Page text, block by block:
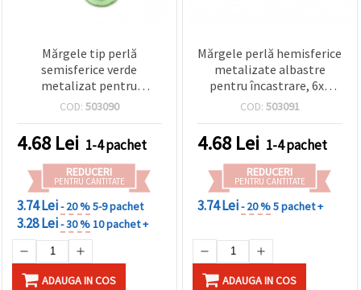
Mărgele tip perlă
semisferice verde
metalizat pentru
încastrare, 6x3 mm, gaură
COD: 503090
4.68 Lei 1-4 pachet
REDUCERI
PENTRU CANTITATE
3.74 Lei- 20 %5-9 pachet
3.28 Lei- 30 %10 pachet +
ADAUGA IN COS
Mărgele perlă hemisferice
metalizate albastre
pentru încastrare, 6x3
mm, gaură 1 mm – 50
COD: 503091
4.68 Lei 1-4 pachet
REDUCERI
PENTRU CANTITATE
3.74 Lei- 20 %5 pachet +
ADAUGA IN COS